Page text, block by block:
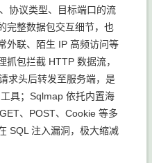
协议类型、目标端口的流
完整数据包交互细节，也
外联、陌生 IP 高频访问等
包拦截 HTTP 数据流，
求头后转发至服务端，是
具；Sqlmap 依托内置海
、POST、Cookie 等多
SQL 注入漏洞，极大缩减